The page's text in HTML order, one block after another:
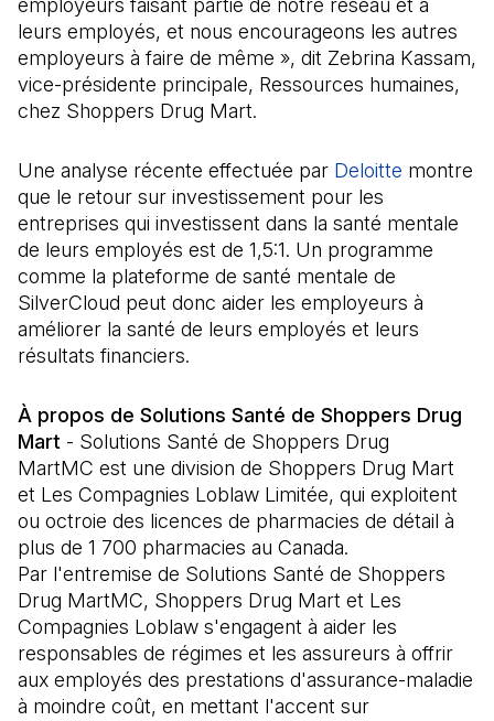
employeurs faisant partie de notre réseau et à
leurs employés, et nous encourageons les autres
employeurs à faire de même », dit Zebrina Kassam,
vice-présidente principale, Ressources humaines,
chez Shoppers Drug Mart.
Une analyse récente effectuée par Deloitte (Il
montre
que le retour sur investissement pour les
entreprises qui investissent dans la santé mentale
de leurs employés est de 1,5:1. Un programme
comme la plateforme de santé mentale de
SilverCloud peut donc aider les employeurs à
améliorer la santé de leurs employés et leurs
résultats financiers.
À propos de Solutions Santé de Shoppers Drug
Mart - Solutions Santé de Shoppers Drug
MartMC est une division de Shoppers Drug Mart
et Les Compagnies Loblaw Limitée, qui exploitent
ou octroie des licences de pharmacies de détail à
plus de 1 700 pharmacies au Canada.
Par l'entremise de Solutions Santé de Shoppers
Drug MartMC, Shoppers Drug Mart et Les
Compagnies Loblaw s'engagent à aider les
responsables de régimes et les assureurs à offrir
aux employés des prestations d'assurance-maladie
à moindre coût, en mettant l'accent sur